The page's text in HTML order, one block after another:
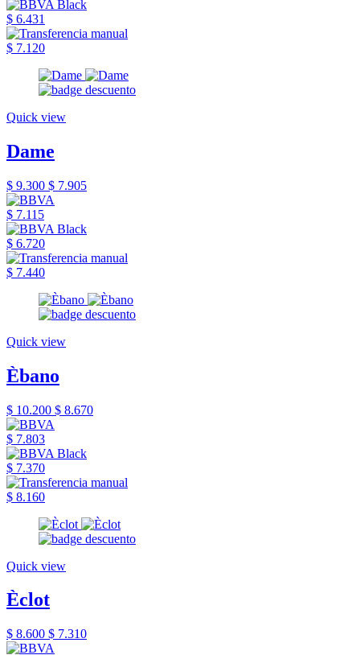
$ 6.431
$ 7.120
Quick view
Dame
$ 9.300 $ 7.905
$ 7.115
$ 6.720
$ 7.440
Quick view
Èbano
$ 10.200 $ 8.670
$ 7.803
$ 7.370
$ 8.160
Quick view
Èclot
$ 8.600 $ 7.310